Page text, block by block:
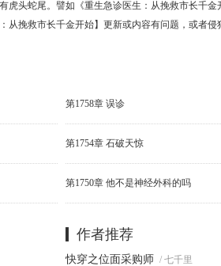
虎头蛇尾。譬如 《重生急诊医生：从挽救市长千金
从挽救市长千金开始】更新或内容有问题，或者侵
第1758章 误诊
第1754章 石破天惊
第1750章 他不是神经外科的吗
作者推荐
快穿之位面采购师 / 七千里